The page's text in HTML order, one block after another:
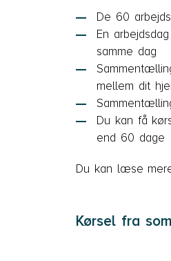
De 60
En
samme dag
mellem dit
Du kan få
end 60 dage
Du kan læse
Kørsel fra